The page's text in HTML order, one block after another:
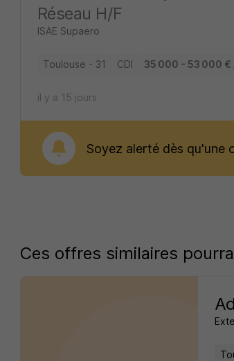
Réseau H/F
ISAE Supaero
Toulouse - 31 CDI 35 000 - 53 000 €
il y a 15 jours
Soyez alerté dès qu'une
Ces offres similaires